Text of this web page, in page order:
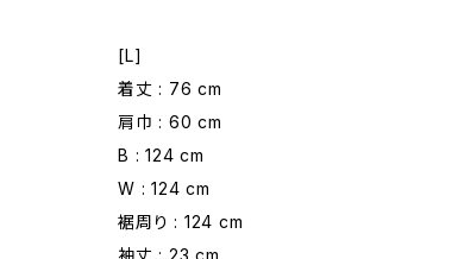
[L]
着丈 : 76 cm
肩巾 : 60 cm
B : 124 cm
W : 124 cm
裾周り : 124 cm
袖丈 : 23 cm